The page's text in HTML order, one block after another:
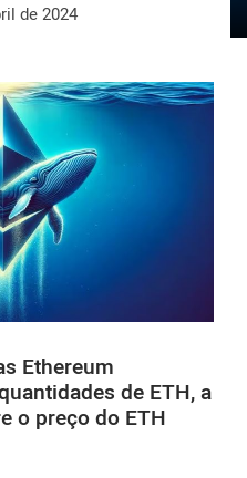
de 2024
Ethereum
de ETH, a
o preço do ETH